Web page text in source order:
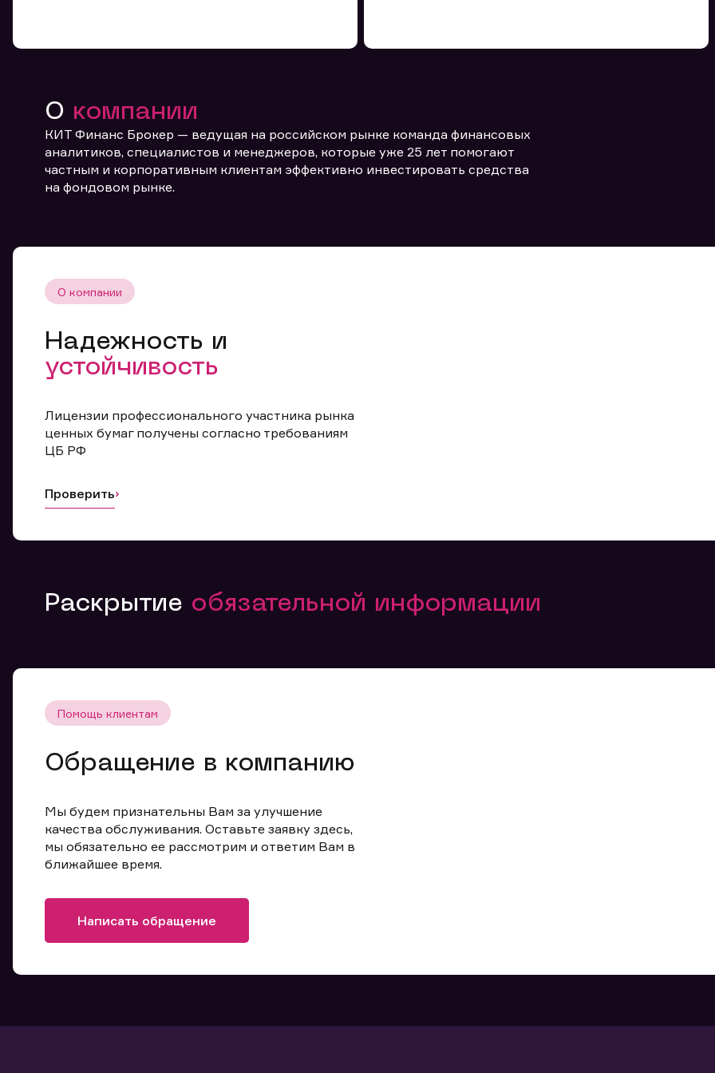
О компании
КИТ Финанс Брокер — ведущая на российском рынке команда финансовых
аналитиков, специалистов и менеджеров, которые уже 25 лет помогают
частным и корпоративным клиентам эффективно инвестировать средства
на фондовом рынке.
О компании
Надежность и
устойчивость
Лицензии профессионального участника рынка
ценных бумаг получены согласно требованиям
ЦБ РФ
Проверить
Раскрытие обязательной информации
Помощь клиентам
Обращение в компанию
Мы будем признательны Вам за улучшение
качества обслуживания. Оставьте заявку здесь,
мы обязательно ее рассмотрим и ответим Вам в
ближайшее время.
Написать обращение
Отправить заявку